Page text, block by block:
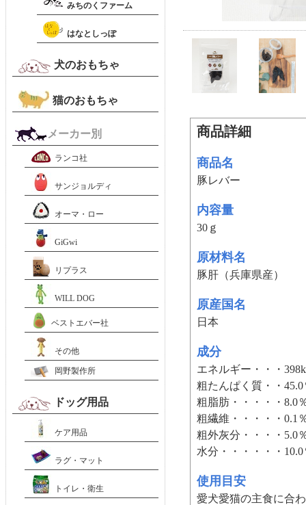
商品詳細
商品名
豚レバー
内容量
30ｇ
原材料名
豚肝（兵庫県産）
原産国名
日本
成分
エネルギー・・・
粗たんぱく質・・
粗脂肪・・・・・8.0
粗繊維・・・・・0.1
粗外灰分・・・・5.0
水分・・・・・・
使用目安
愛犬愛猫の主食に合
みちのくファーム
はなとしっぽ
犬のおもちゃ
猫のおもちゃ
メーカー別
ランコ社
サンジョルディ
オーマ・ロー
GiGwi
リプラス
WILL DOG
ベストエバー社
その他
岡野製作所
ドッグ用品
ケア用品
ラグ・マット
トイレ・衛生